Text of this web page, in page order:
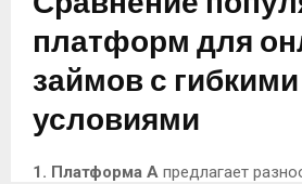
платформ для
займов с гибкими
условиями
1. Платформа A предлагает